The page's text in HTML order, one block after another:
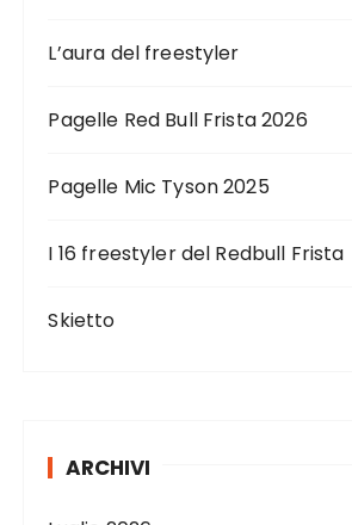
L’aura del freestyler
Pagelle Red Bull Frista 2026
Pagelle Mic Tyson 2025
I 16 freestyler del Redbull Frista
Skietto
ARCHIVI